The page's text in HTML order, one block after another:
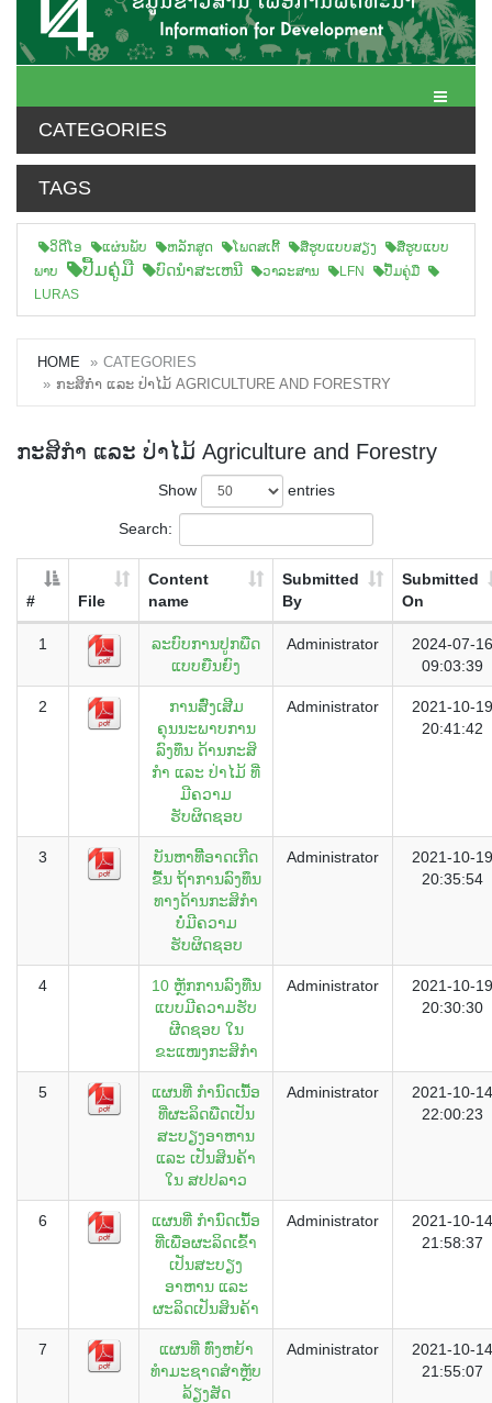
Toggle
CATEGORIES
TAGS
ວິດີໂອ ແຜ່ນພັບ ຫລັກສູດ ໂພດສເຕີ້ ສືຮູບແບບສຽງ
ສື່ຮູບແບບ
ພາບ
ປື້ມຄູ່ມື ບົດນຳສະເຫນີ ວາລະສານ LFN
ປື້ມຄູ່ມື
LURAS
HOME
CATEGORIES
ກະສິກຳ ແລະ ປ່າໄມ້ AGRICULTURE AND FORESTRY
ກະສິກຳ ແລະ ປ່າໄມ້ Agriculture and Forestry
Show entries
Search:
# File
Content
name
Submitted
By
Submitted
On
1
ລະບົບການປູກພືດ
ແບບຍືນຍົງ
Administrator
2024-07-16
09:03:39
2
ການສົົ່ງເສີມ
ຄຸນນະພາບການ
ລົງທຶນ ດ້ານກະສິ
ກໍາ ແລະ ປ່າໄມ້ ທີ່
ມີຄວາມ
ຮັບຜິດຊອບ
Administrator
2021-10-19
20:41:42
3
ບັນຫາທີີ່ອາດເກີດ
ຂື້ນ ຖ້າການລົງທຶນ
ທາງດ້ານກະສິກໍາ
ບໍ່ມີຄວາມ
ຮັບຜິດຊອບ
Administrator
2021-10-19
20:35:54
4
10 ຫຼັກການລົງທືນ
ແບບມີຄວາມຮັບ
ຜີດຊອບ ໃນ
ຂະແໜງກະສິກຳ
Administrator
2021-10-19
20:30:30
5
ແຜນທີ່ ກຳນົດເນື້ອ
ທີ່ຜະລິດພືດເປັນ
ສະບຽງອາຫານ
ແລະ ເປັນສິນຄ້າ
ໃນ ສປປລາວ
Administrator
2021-10-14
22:00:23
6
ແຜນທີ່ ກຳນົດເນື້ອ
ທີ່ເພື່ອຜະລິດເຂົ້າ
ເປັນສະບຽງ
ອາຫານ ແລະ
ຜະລິດເປັນສິນຄ້າ
Administrator
2021-10-14
21:58:37
7
ແຜນທີ່ ທົ່ງຫຍ້າ
ທຳມະຊາດສໍາຫຼັບ
ລ້ຽງສັດ
Administrator
2021-10-14
21:55:07